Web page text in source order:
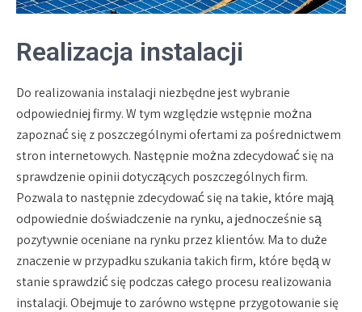
Realizacja instalacji
Do realizowania instalacji niezbędne jest wybranie
odpowiedniej firmy. W tym względzie wstępnie można
zapoznać się z poszczególnymi ofertami za pośrednictwem
stron internetowych. Następnie można zdecydować się na
sprawdzenie opinii dotyczących poszczególnych firm.
Pozwala to następnie zdecydować się na takie, które mają
odpowiednie doświadczenie na rynku, a jednocześnie są
pozytywnie oceniane na rynku przez klientów. Ma to duże
znaczenie w przypadku szukania takich firm, które będą w
stanie sprawdzić się podczas całego procesu realizowania
instalacji. Obejmuje to zarówno wstępne przygotowanie się